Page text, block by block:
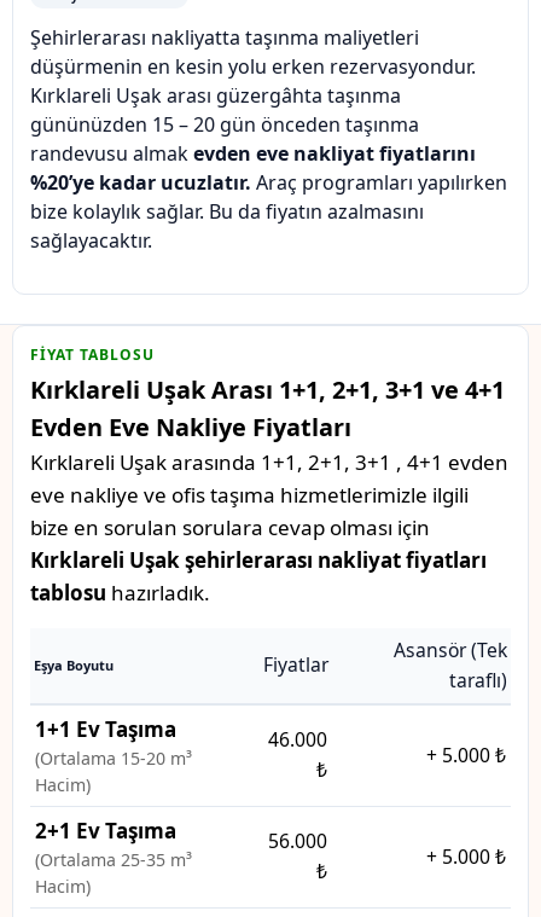
Şehirlerarası nakliyatta taşınma maliyetleri
düşürmenin en kesin yolu erken rezervasyondur.
Kırklareli Uşak arası güzergâhta taşınma
gününüzden 15 – 20 gün önceden taşınma
randevusu almakevden eve nakliyat fiyatlarını
%20’ye kadar ucuzlatır. Araç programları yapılırken
bize kolaylık sağlar. Bu da fiyatın azalmasını
sağlayacaktır.
FIYAT TABLOSU
Kırklareli Uşak Arası 1+1, 2+1, 3+1 ve 4+1
Evden Eve Nakliye Fiyatları
Kırklareli Uşak arasında 1+1, 2+1, 3+1 , 4+1 evden
eve nakliye ve ofis taşıma hizmetlerimizle ilgili
bize en sorulan sorulara cevap olması için
Kırklareli Uşak şehirlerarası nakliyat fiyatları
tablosu hazırladık.
Eşya Boyutu Fiyatlar
Asansör (Tek
taraflı)
1+1 Ev Taşıma
(Ortalama 15-20 m³
Hacim)
46.000
₺
+ 5.000 ₺
2+1 Ev Taşıma
(Ortalama 25-35 m³
Hacim)
56.000
₺
+ 5.000 ₺